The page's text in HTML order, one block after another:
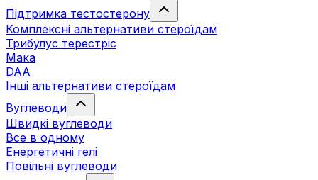
Підтримка тестостерону
Комплексні альтернативи стероїдам
Трибулус терестріс
Мака
DAA
Інші альтернативи стероїдам
Вуглеводи
Швидкі вуглеводи
Все в одному
Енергетичні гелі
Повільні вуглеводи